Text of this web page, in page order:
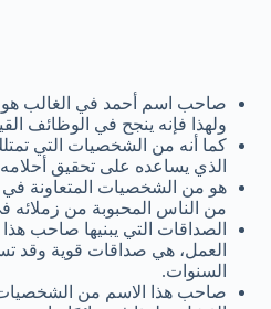
صاحب اسم أحمد في الغالب هو
ولهذا فإنه ينجح في الوظائف
كما أنه من الشخصيات التي
الذي يساعده على تحقيق أحلامه
هو من الشخصيات المتعاونة في
من الناس المحبوبة من
الصداقات التي يبنيها صاحب
العمل، هي صداقات قوية وقد
السنوات.
صاحب هذا الاسم من الشخصيات